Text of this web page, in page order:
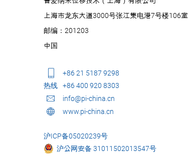
上海市龙东大道3000号张江集电港7号楼106室
邮编：201203
中国
+86 21 5187 9298
热线
+86 400 920 8303
info@pi-china.cn
www.pi-china.cn
沪ICP备05020239号
沪公网安备 31011502013547号